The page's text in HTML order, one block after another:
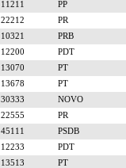
11211
PP
22212
PR
10321
PRB
12200
PDT
13070
PT
13678
PT
30333
NOVO
22555
PR
45111
PSDB
12233
PDT
13513
PT